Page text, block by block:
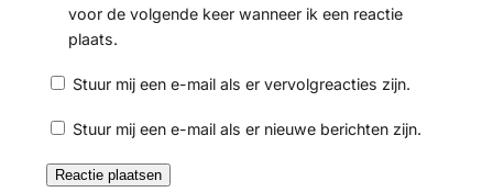
voor de volgende keer wanneer ik een reactie
plaats.
Stuur mij een e-mail als er vervolgreacties zijn.
Stuur mij een e-mail als er nieuwe berichten zijn.